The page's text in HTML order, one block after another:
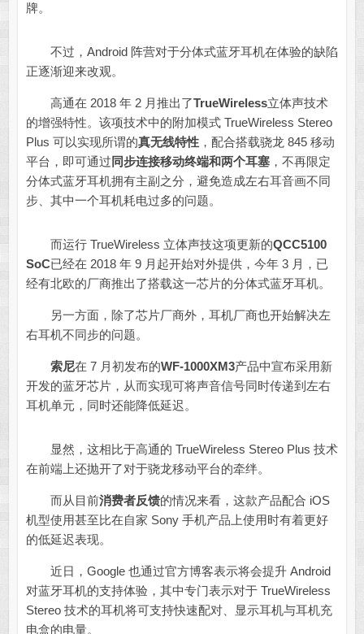
牌。
不过，Android 阵营对于分体式蓝牙耳机在体验的缺陷
正逐渐迎来改观。
高通在 2018 年 2 月推出了TrueWireless立体声技术
的增强特性。该项技术中的附加模式 TrueWireless Stereo
Plus 可以实现所谓的真无线特性，配合搭载骁龙 845 移动
平台，即可通过 同步连接移动终端和两个耳塞，不再限定
分体式蓝牙耳机拥有主副之分，避免造成左右耳音画不同
步、其中一个耳机耗电过多的问题。
而运行 TrueWireless 立体声技这项更新的QCC5100
SoC已经在 2018 年 9 月起开始对外提供，今年 3 月，已
经有北欧的厂商推出了搭载这一芯片的分体式蓝牙耳机。
另一方面，除了芯片厂商外，耳机厂商也开始解决左
右耳机不同步的问题。
索尼在 7 月初发布的WF-1000XM3产品中宣布采用新
开发的蓝牙芯片，从而实现可将声音信号同时传递到左右
耳机单元，同时还能降低延迟。
显然，这相比于高通的 TrueWireless Stereo Plus 技术
在前端上还抛开了对于骁龙移动平台的牵绊。
而从目前消费者反馈的情况来看，这款产品配合 iOS
机型使用甚至比在自家 Sony 手机产品上使用时有着更好
的低延迟表现。
近日，Google 也通过官方博客表示将会提升 Android
对蓝牙耳机的支持体验，其中专门表示对于 TrueWireless
Stereo 技术的耳机将可支持快速配对、显示耳机与耳机充
电盒的电量。